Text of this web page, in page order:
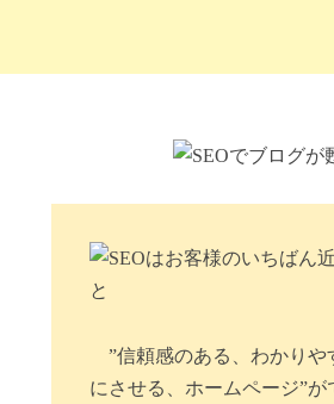
”信頼感のある、わかりや
にさせる、ホームページ”が